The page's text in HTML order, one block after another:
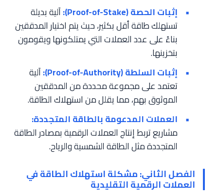
إثبات الحصة (Proof-of-Stake):
آلية بديلة
تستهلك طاقة أقل بكثير، حيث يتم اختيار المدققين
بناءً على عدد العملات التي يمتلكونها ويقومون
بتخزينها.
إثبات السلطة (Proof-of-Authority):
آلية
تعتمد على مجموعة محددة من المدققين
الموثوق بهم، مما يقلل من استهلاك الطاقة.
العملات المدعومة بالطاقة المتجددة:
مشاريع تربط إنتاج العملات الرقمية بمصادر الطاقة
المتجددة مثل الطاقة الشمسية والرياح.
الفصل الثاني: مشكلة استهلاك الطاقة في
العملات الرقمية التقليدية